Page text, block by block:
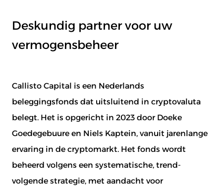
Deskundig partner voor uw
vermogensbeheer
Callisto Capital is een Nederlands
beleggingsfonds dat uitsluitend in cryptovaluta
belegt. Het is opgericht in 2023 door Doeke
Goedegebuure en Niels Kaptein, vanuit jarenlange
ervaring in de cryptomarkt. Het fonds wordt
beheerd volgens een systematische, trend-
volgende strategie, met aandacht voor